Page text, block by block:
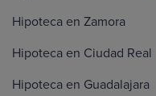
Hipoteca en Zamora
Hipoteca en Ciudad Real
Hipoteca en Guadalajara